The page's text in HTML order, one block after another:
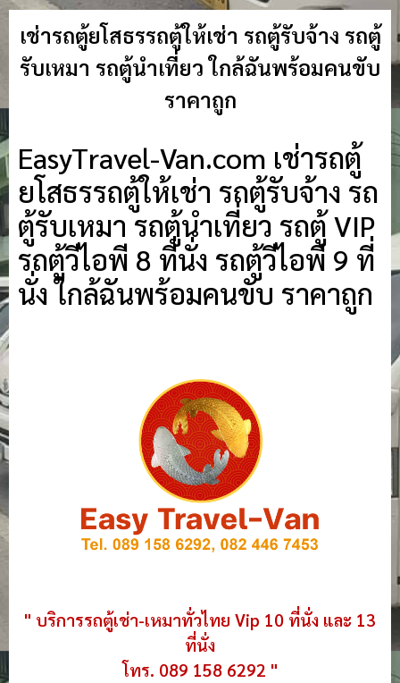
เช่ารถตู้ยโสธรรถตู้ให้เช่า รถตู้รับจ้าง รถตู้
รับเหมา รถตู้นำเที่ยว ใกล้ฉันพร้อมคนขับ
ราคาถูก
EasyTravel-Van.com เช่ารถตู้
ยโสธรรถตู้ให้เช่า รถตู้รับจ้าง รถ
ตู้รับเหมา รถตู้นำเที่ยว รถตู้ VIP
รถตู้วีไอพี 8 ที่นั่ง รถตู้วีไอพี 9 ที่
นั่ง ใกล้ฉันพร้อมคนขับ ราคาถูก
" บริการรถตู้เช่า-เหมาทั่วไทย Vip 10 ที่นั่ง และ 13
ที่นั่ง
โทร. 089 158 6292 "